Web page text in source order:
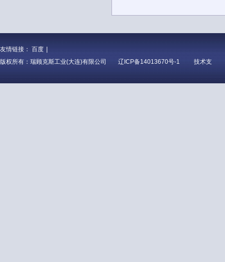
友情链接： 百度
版权所有：瑞顾克斯工业(大连)有限公司
辽ICP备14013670号-1 技术支